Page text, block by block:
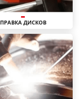
ПРАВКА ДИСКОВ